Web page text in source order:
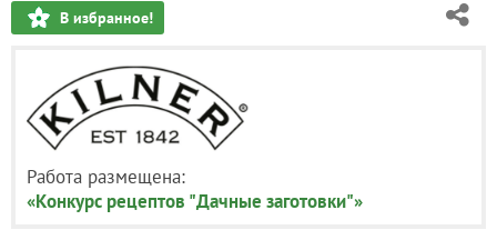
В избранное!
Работа размещена:
«Конкурс рецептов "Дачные заготовки"»